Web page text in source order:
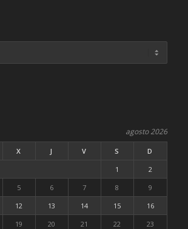
agosto 2026
X J V S
D
1
2
5 6 7 8
9
12 13 14 15
16
19 20 21 22
23